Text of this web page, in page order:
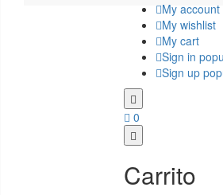
My account
My wishlist
My cart
Sign in
Sign up
0
Carrito